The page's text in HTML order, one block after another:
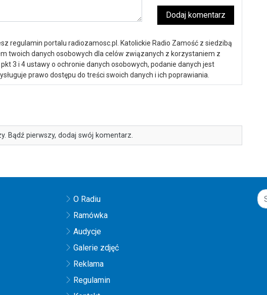
Dodaj komentarz
regulamin portalu radiozamosc.pl. Katolickie Radio Zamość z siedzibą
twoich danych osobowych dla celów związanych z korzystaniem z
3 i 4 ustawy o ochronie danych osobowych, podanie danych jest
prawo dostępu do treści swoich danych i ich poprawiania.
Bądź pierwszy, dodaj swój komentarz.
O Radiu
Ramówka
Audycje
Galerie zdjęć
Reklama
Regulamin